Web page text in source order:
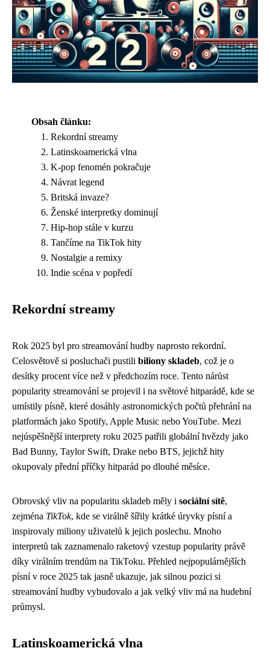
Obsah článku:
Rekordní streamy
Latinskoamerická vlna
K-pop fenomén pokračuje
Návrat legend
Britská invaze?
Ženské interpretky dominují
Hip-hop stále v kurzu
Tančíme na TikTok hity
Nostalgie a remixy
Indie scéna v popředí
Rekordní streamy
Rok 2025 byl pro streamování hudby naprosto rekordní.
Celosvětově si posluchači pustili biliony skladeb, což je o
desítky procent více než v předchozím roce. Tento nárůst
popularity streamování se projevil i na světové hitparádě, kde se
umístily písně, které dosáhly astronomických počtů přehrání na
platformách jako Spotify, Apple Music nebo YouTube. Mezi
nejúspěšnější interprety roku 2025 patřili globální hvězdy jako
Bad Bunny, Taylor Swift, Drake nebo BTS, jejichž hity
okupovaly přední příčky hitparád po dlouhé měsíce.
Obrovský vliv na popularitu skladeb měly i sociální sítě,
zejména TikTok, kde se virálně šířily krátké úryvky písní a
inspirovaly miliony uživatelů k jejich poslechu. Mnoho
interpretů tak zaznamenalo raketový vzestup popularity právě
díky virálním trendům na TikToku. Přehled nejpopulárnějších
písní v roce 2025 tak jasně ukazuje, jak silnou pozici si
streamování hudby vybudovalo a jak velký vliv má na hudební
průmysl.
Latinskoamerická vlna